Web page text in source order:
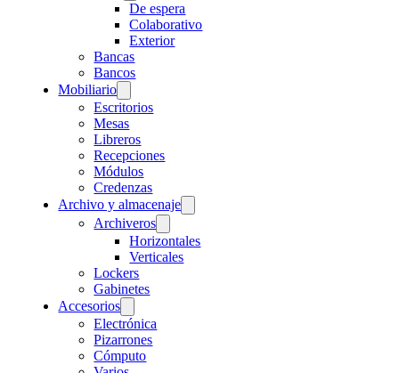
De espera
Colaborativo
Exterior
Bancas
Bancos
Mobiliario
Escritorios
Mesas
Libreros
Recepciones
Módulos
Credenzas
Archivo y almacenaje
Archiveros
Horizontales
Verticales
Lockers
Gabinetes
Accesorios
Electrónica
Pizarrones
Cómputo